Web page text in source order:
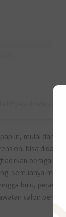
mulai dari
bisa
beragam
Semuanya
bulu,
calon